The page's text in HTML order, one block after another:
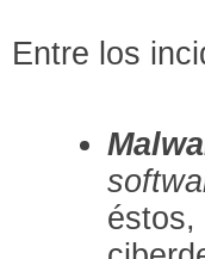
Entre los
éstos,